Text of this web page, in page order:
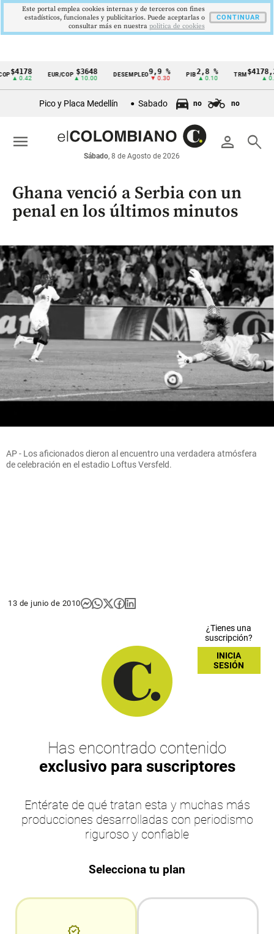
Cintillo
económicos
Colombia
EUR/COP $3648
▲ 10.00
DESEMPLEO9,9 %
▼ 0.30
PIB 2,8 %
▲ 0.10
TRM $4178,23
▲ 0.42
IPC
Pico y Placa Medellín Sabado no no
person search
Sábado, 8 de Agosto de 2026
menu
Ghana venció a Serbia con un
penal en los últimos minutos
AP - Los aficionados dieron al encuentro una verdadera atmósfera
de celebración en el estadio Loftus Versfeld.
13 de junio de 2010
¿Tienes una
suscripción?
INICIA
SESIÓN
Has encontrado contenido
exclusivo para suscriptores
Entérate de qué tratan esta y muchas más
producciones desarrolladas con periodismo
riguroso y confiable
Selecciona tu plan
Este portal emplea cookies internas y de terceros con fines
estadísticos, funcionales y publicitarios. Puede aceptarlas o
consultar más en nuestra politica de cookies
CONTINUAR